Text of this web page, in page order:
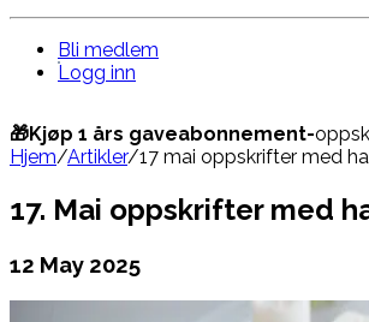
Bli medlem
Logg inn
🎁Kjøp 1 års gaveabonnement-
Hjem/Artikler/17 mai oppskrifter med
17. Mai oppskrifter med
12 May 2025